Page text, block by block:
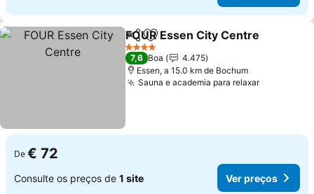
PartilharAdicionar aos favoritos
FOUR Essen City Centre
4 Estrelas
7,6 Boa
4.475
Essen, a 15.0 km de Bochum
Sauna e academia para relaxar
De € 72
Consulte os preços de 1 site Ver preços